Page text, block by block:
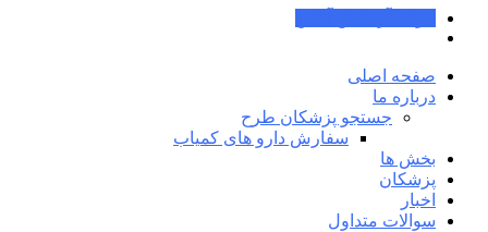
صفحه اصلی
درباره ما
جستجو پزشکان طرح
سفارش دارو های کمیاب
بخش ها
پزشکان
اخبار
سوالات متداول